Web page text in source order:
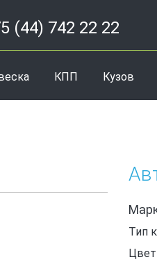
(44) 742 22 22
КПП Кузов
Тип